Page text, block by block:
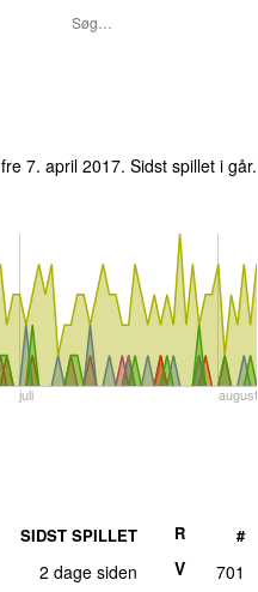
fre 7. april 2017. Sidst spillet i går.
juli august
SIDST SPILLET R #
2 dage siden V
701